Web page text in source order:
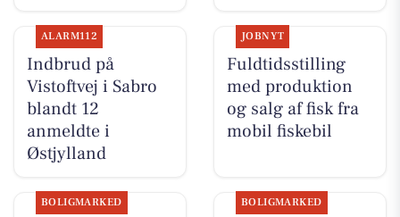
ALARM112
Indbrud på
Vistoftvej i Sabro
blandt 12
anmeldte i
Østjylland
JOBNYT
Fuldtidsstilling
med produktion
og salg af fisk fra
mobil fiskebil
BOLIGMARKED BOLIGMARKED